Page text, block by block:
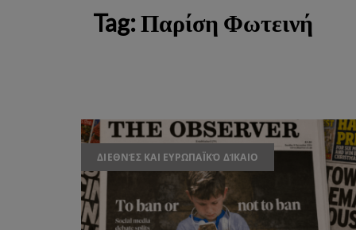
Tag:Παρίση Φωτεινή
ΔΙΕΘΝΈΣ ΚΑΙ ΕΥΡΩΠΑΪΚΌ ΔΊΚΑΙΟ